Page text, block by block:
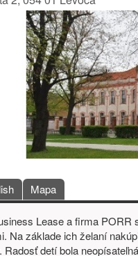
Mapa
obsah
Lease a firma PORR
Na základe ich želaní
Radosť detí bola